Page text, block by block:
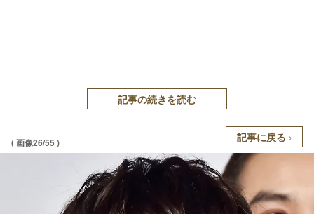
記事の続きを読む
( 画像26/55 ) 記事に戻る